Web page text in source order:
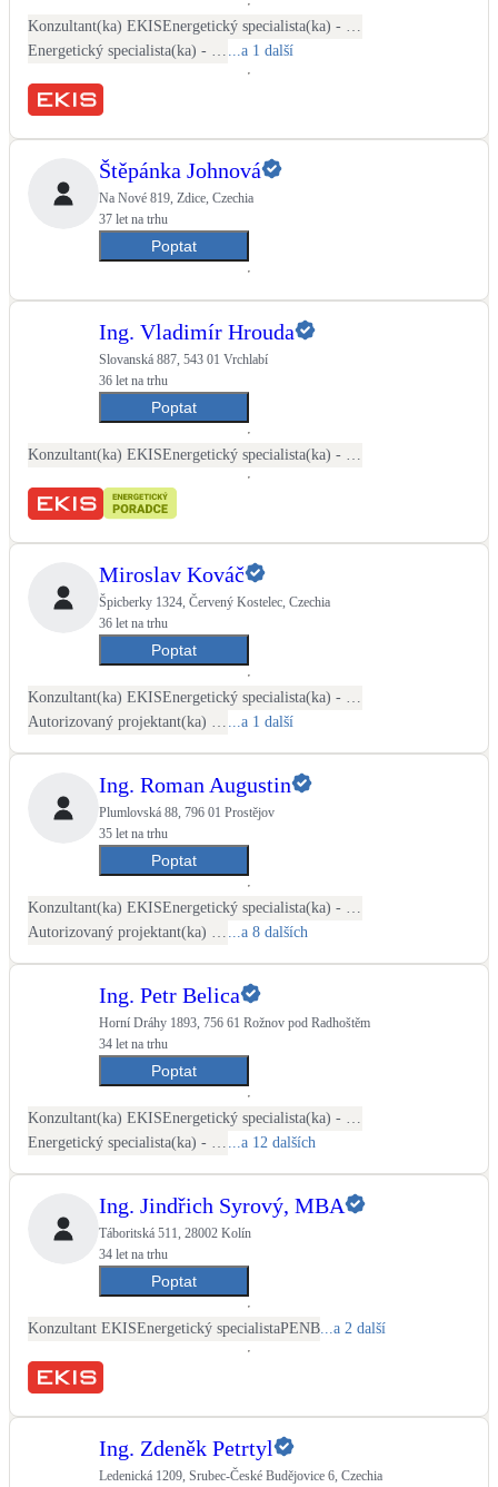
Kotle
Hlavní zdroje vytápění
Novostavby
Žaluzie, markýzy, pergoly
Rekuperace tepla odpadní vody
Šedá i černá odpadní voda
Kamna / krby
Doplňkové zdroje vytápění
LED osvětlení
Retence deštové vody
Akumulace dešťovky
Zelená střecha NEW
Vegetační střechy
Větrné elektrárny NEW
Malé i velké turbíny
Konzultant(ka) EKIS
...a 1 další
Štěpánka Johnová
Na Nové 819, Zdice, Czechia
37 let na trhu
Poptat
Ing. Vladimír Hrouda
Slovanská 887, 543 01 Vrchlabí
36 let na trhu
Poptat
Konzultant(ka) EKIS
Miroslav Kováč
Špicberky 1324, Červený Kostelec, Czechia
36 let na trhu
Poptat
Konzultant(ka) EKIS
...a 1 další
Ing. Roman Augustin
Plumlovská 88, 796 01 Prostějov
35 let na trhu
Poptat
Konzultant(ka) EKIS
...a 8 dalších
Ing. Petr Belica
Horní Dráhy 1893, 756 61 Rožnov pod Radhoštěm
34 let na trhu
Poptat
Konzultant(ka) EKIS
...a 12 dalších
Ing. Jindřich Syrový, MBA
Táboritská 511, 28002 Kolín
34 let na trhu
Poptat
Konzultant EKISEnergetický specialistaPENB ...a 2 další
Ing. Zdeněk Petrtyl
Ledenická 1209, Srubec-České Budějovice 6, Czechia